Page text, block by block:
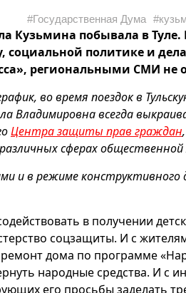
#Государственная Дума
Кузьмина побывала в Туле.
социальной политике и
региональными СМИ не
во время поездок в
Владимировна всегда
Центра защиты прав граждан
сферах
и в режиме конструктивного
в получении
соцзащиты. И с
дома по программе
народные средства. И с
его просьбы заделать